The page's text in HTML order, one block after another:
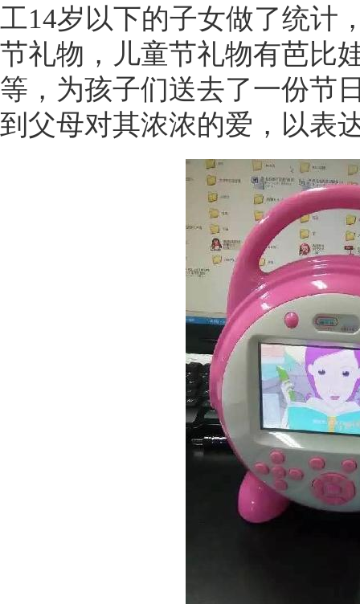
工14岁以下的子女做了统计
节礼物，儿童节礼物有芭比
等，为孩子们送去了一份节
到父母对其浓浓的爱，以表